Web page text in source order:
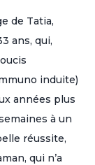
de Tatia,
ans, qui,
induite)
années plus
à un
réussite,
qui n’a